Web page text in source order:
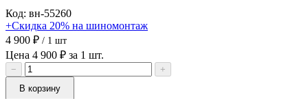
Код: вн-55260
+Скидка 20% на шиномонтаж
4 900 ₽ / 1 шт
Цена 4 900 ₽ за 1 шт.
−
+
В корзину